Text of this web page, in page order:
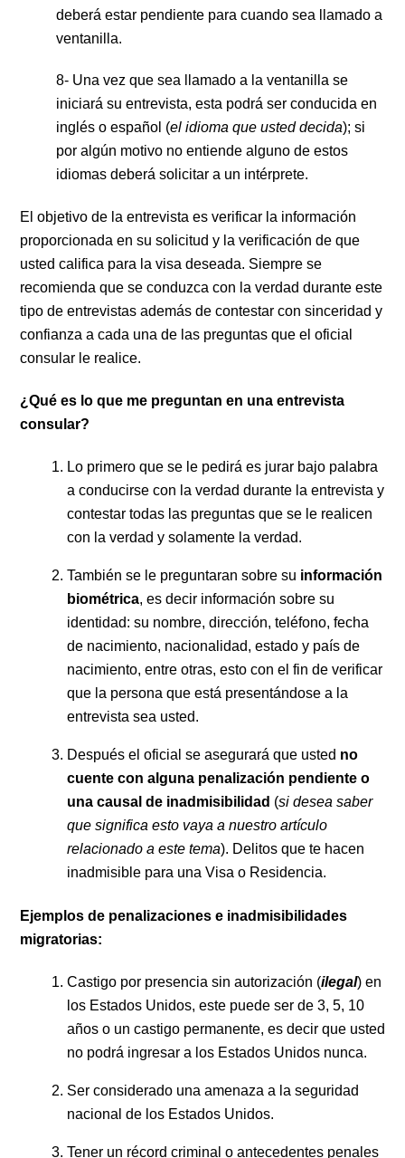
deberá estar pendiente para cuando sea llamado a
ventanilla.
8- Una vez que sea llamado a la ventanilla se
iniciará su entrevista, esta podrá ser conducida en
inglés o español (el idioma que usted decida); si
por algún motivo no entiende alguno de estos
idiomas deberá solicitar a un intérprete.
El objetivo de la entrevista es verificar la información
proporcionada en su solicitud y la verificación de que
usted califica para la visa deseada. Siempre se
recomienda que se conduzca con la verdad durante este
tipo de entrevistas además de contestar con sinceridad y
confianza a cada una de las preguntas que el oficial
consular le realice.
¿Qué es lo que me preguntan en una entrevista
consular?
Lo primero que se le pedirá es jurar bajo palabra
a conducirse con la verdad durante la entrevista y
contestar todas las preguntas que se le realicen
con la verdad y solamente la verdad.
También se le preguntaran sobre su información
biométrica, es decir información sobre su
identidad: su nombre, dirección, teléfono, fecha
de nacimiento, nacionalidad, estado y país de
nacimiento, entre otras, esto con el fin de verificar
que la persona que está presentándose a la
entrevista sea usted.
Después el oficial se asegurará que usted no
cuente con alguna penalización pendiente o
una causal de inadmisibilidad (si desea saber
que significa esto vaya a nuestro artículo
relacionado a este tema). Delitos que te hacen
inadmisible para una Visa o Residencia.
Ejemplos de penalizaciones e inadmisibilidades
migratorias:
Castigo por presencia sin autorización (ilegal) en
los Estados Unidos, este puede ser de 3, 5, 10
años o un castigo permanente, es decir que usted
no podrá ingresar a los Estados Unidos nunca.
Ser considerado una amenaza a la seguridad
nacional de los Estados Unidos.
Tener un récord criminal o antecedentes penales